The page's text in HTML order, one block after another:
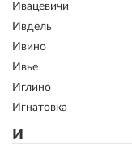
Ивацевичи
Ивдель
Ивино
Ивье
Иглино
Игнатовка
и